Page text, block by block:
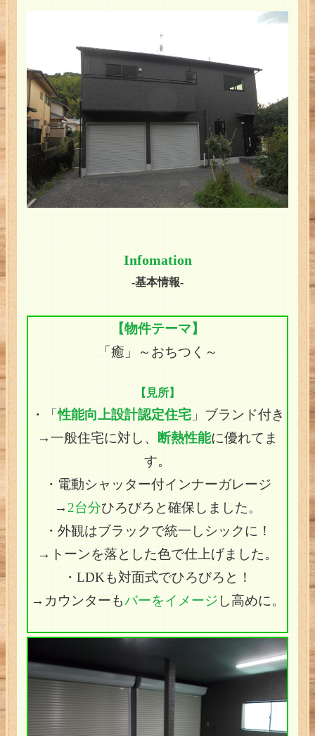
Infomation
-基本情報-
【物件テーマ】
「癒」～おちつく～
【見所】
・「性能向上設計認定住宅」ブランド付き
→一般住宅に対し、
断熱性能に優れてま
す。
・電動シャッター付インナーガレージ
→2台分ひろびろと確保しました。
・外観はブラックで統一しシックに！
→トーンを落とした色で仕上げました。
・LDKも対面式でひろびろと！
→カウンターもバーをイメージ し高めに。